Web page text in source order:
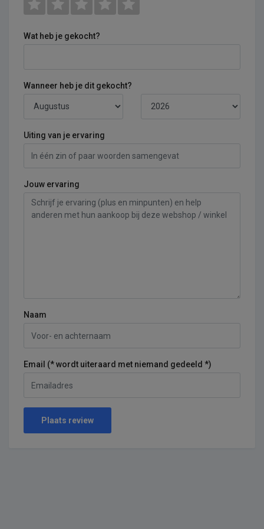
Wat heb je gekocht?
Wanneer heb je dit gekocht?
Uiting van je ervaring
Jouw ervaring
Naam
Email (* wordt uiteraard met niemand gedeeld *)
Plaats review